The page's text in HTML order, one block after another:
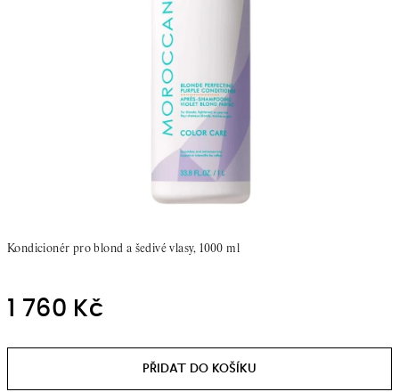
Kondicionér pro blond a šedivé vlasy,1000 ml
1 760 Kč